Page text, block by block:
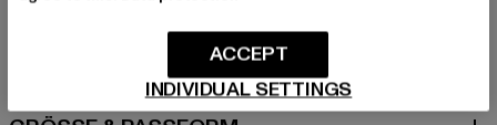
agentur@urbanstylesagency.com
Schanzenstraße 41 | 51063 Köln | DE
INDIVIDUAL SETTINGS
ACCEPT